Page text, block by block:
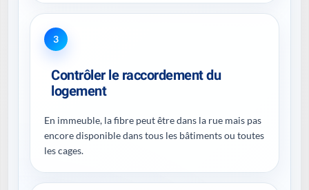
3
Contrôler le raccordement du
logement
En immeuble, la fibre peut être dans la rue mais pas
encore disponible dans tous les bâtiments ou toutes
les cages.